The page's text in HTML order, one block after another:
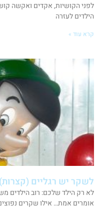
לפני הקושיות, אקדים ואקשה
הילדים לעזרה
קרא עוד »
לשקר יש רגליים (קצרות)
לא רק הילד שלכם: רוב הילדים
אומרים אמת… אילו שקרים